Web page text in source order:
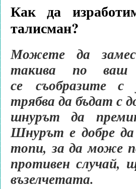
Как да
талисман?
Можете да
такива по ваш
се съобразите с
трябва да бъдат с
шнурът да
Шнурът е добре да
топи, за да може
противен случай,
възелчетата.